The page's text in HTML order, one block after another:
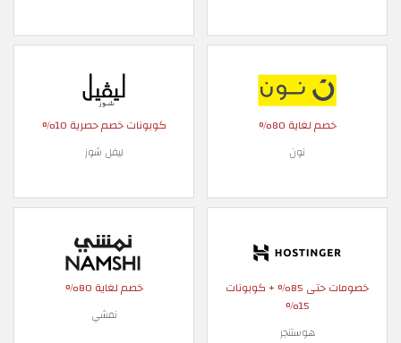
خصم لغاية 80%
نون
كوبونات خصم حصرية 10%
ليفل شوز
خصومات حتى 85% + كوبونات
15%
هوستنجر
خصم لغاية 80%
نمشي